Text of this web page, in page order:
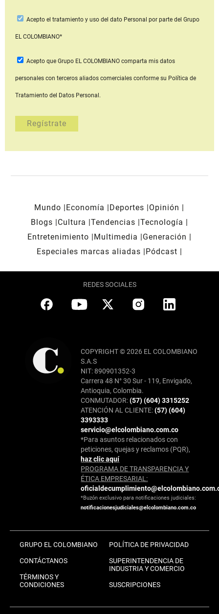
Acepto el tratamiento y uso del dato Personal por parte del Grupo
EL COLOMBIANO*
Acepto que Grupo EL COLOMBIANOcomparta mis datos
personales con terceros aliados comerciales conforme su Política de
Tratamiento del Datos Personal.
Mundo Economía Deportes
Opinión
Blogs
Cultura Tendencias Tecnología
Entretenimiento
Multimedia
Generación
Especiales marcas aliadas
Pódcast
REDES SOCIALES
COPYRIGHT © 2026 EL COLOMBIANO
S.A.S
NIT: 890901352-3
Carrera 48 N° 30 Sur - 119, Envigado,
Antioquia, Colombia.
CONMUTADOR:(57) (604) 3315252
ATENCIÓN AL CLIENTE:(57) (604)
3393333
servicio@elcolombiano.com.co
*Para asuntos relacionados con
peticiones, quejas y reclamos (PQR),
haz clic aquí
PROGRAMA DE TRANSPARENCIA Y
ÉTICA EMPRESARIAL:
*Buzón exclusivo para notificaciones judiciales:
notificacionesjudiciales@elcolombiano.com.co
GRUPO EL COLOMBIANO
CONTÁCTANOS
TÉRMINOS Y
CONDICIONES
POLÍTICA DE PRIVACIDAD
SUPERINTENDENCIA DE
INDUSTRIA Y COMERCIO
SUSCRIPCIONES